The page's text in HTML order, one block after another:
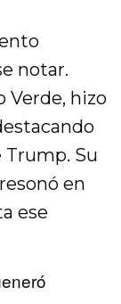
notar.
Verde, hizo
Su
en
ese